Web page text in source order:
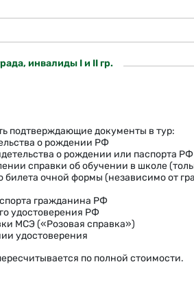
инвалиды I и II гр.
подтверждающие документы в тур:
о рождении РФ
о рождении или паспорта РФ
справки об обучении в школе
билета очной формы (независимо от
гражданина РФ
удостоверения РФ
МСЭ («Розовая справка»)
удостоверения
по полной стоимости.